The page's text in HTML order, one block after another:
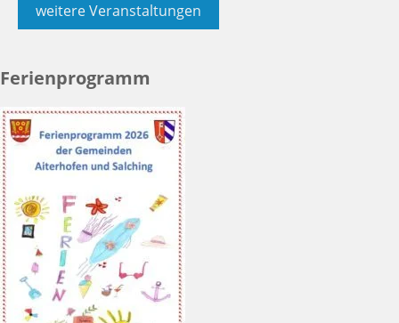
weitere Veranstaltungen
Ferienprogramm